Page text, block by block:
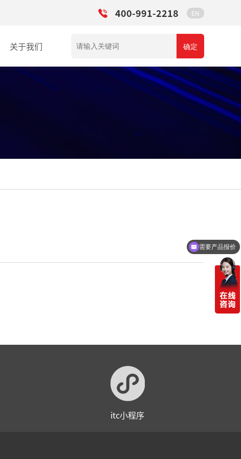
400-991-2218 EN
关于我们 确定
itc小程序
需要产品报价